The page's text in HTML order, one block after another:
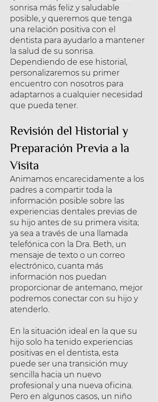
sonrisa más feliz y saludable
posible, y queremos que tenga
una relación positiva con el
dentista para ayudarlo a mantener
la salud de su sonrisa.
Dependiendo de ese historial,
personalizaremos su primer
encuentro con nosotros para
adaptarnos a cualquier necesidad
que pueda tener.
Revisión del Historial y
Preparación Previa a la
Visita
Animamos encarecidamente a los
padres a compartir toda la
información posible sobre las
experiencias dentales previas de
su hijo antes de su primera visita;
ya sea a través de una llamada
telefónica con la Dra. Beth, un
mensaje de texto o un correo
electrónico, cuanta más
información nos puedan
proporcionar de antemano, mejor
podremos conectar con su hijo y
atenderlo.
En la situación ideal en la que su
hijo solo ha tenido experiencias
positivas en el dentista, esta
puede ser una transición muy
sencilla hacia un nuevo
profesional y una nueva oficina.
Pero en algunos casos, un niño